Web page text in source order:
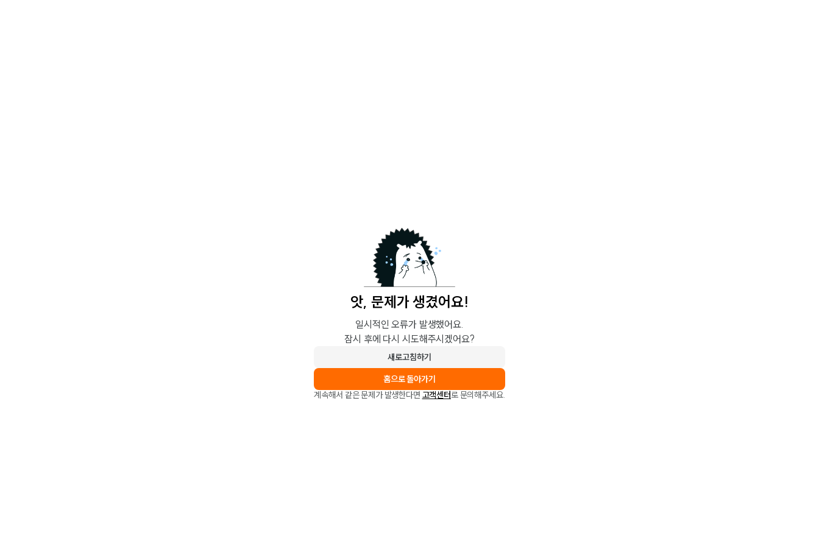
앗, 문제가 생겼어요!
일시적인 오류가 발생했어요.
잠시 후에 다시 시도해주시겠어요?
새로고침하기
홈으로 돌아가기
계속해서 같은 문제가 발생한다면 고객센터로 문의해주세요.